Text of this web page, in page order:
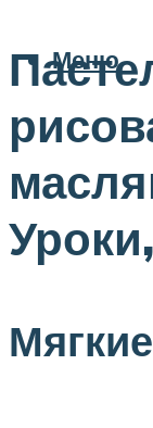
Меню